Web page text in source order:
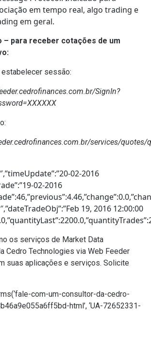
em tempo real, algo trading e
em geral.
– para receber cotações de um
estabelecer sessão:
SignIn?
services/quotes/
02-2016
02-2016
19, 2016 12:00:00
os serviços de Market Data
Cedro Technologies via Web Feeder
suas aplicações e serviços. Solicite
com-um-consultor-da-cedro-
html’, ‘UA-72652331-